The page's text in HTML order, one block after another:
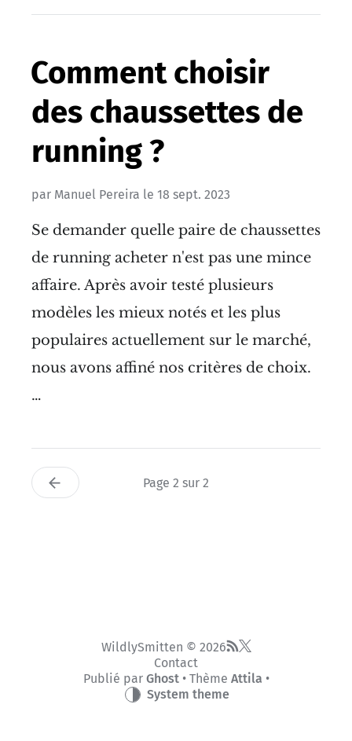
Comment choisir
des chaussettes de
running ?
par Manuel Pereira le 18 sept. 2023
Se demander quelle paire de chaussettes
de running acheter n'est pas une mince
affaire. Après avoir testé plusieurs
modèles les mieux notés et les plus
populaires actuellement sur le marché,
nous avons affiné nos critères de choix.
…
Page 2 sur 2
WildlySmitten © 2026
Contact
Publié par Ghost• Thème Attila •
System theme